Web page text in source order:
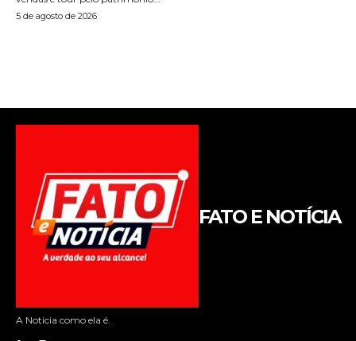
FATO E NOTÍCIA
A Noticia como ela é.